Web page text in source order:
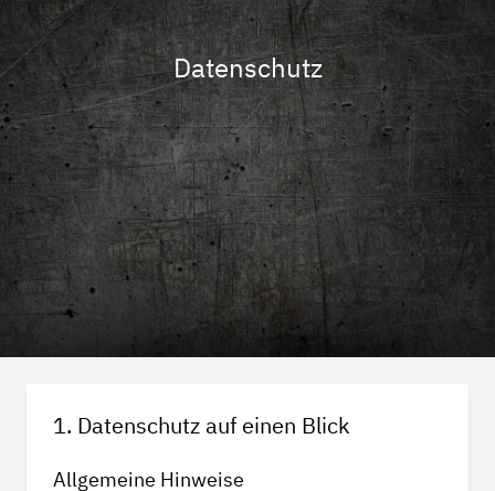
Datenschutz
1. Datenschutz auf einen Blick
Allgemeine Hinweise